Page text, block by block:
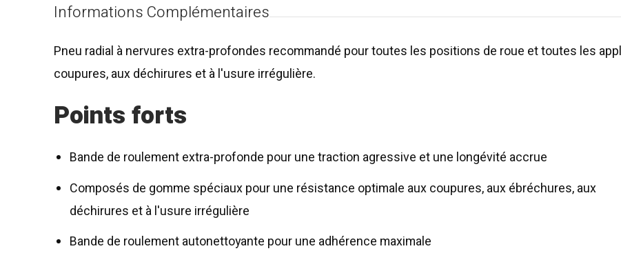
Informations Complémentaires
Pneu radial à nervures extra-profondes recommandé pour toutes les positions de roue et toutes les
coupures, aux déchirures et à l'usure irrégulière.
Points forts
Bande de roulement extra-profonde pour une traction agressive et une longévité accrue
Composés de gomme spéciaux pour une résistance optimale aux coupures, aux ébréchures, aux
déchirures et à l'usure irrégulière
Bande de roulement autonettoyante pour une adhérence maximale